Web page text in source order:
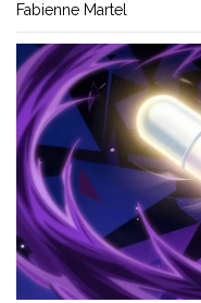
Fabienne Martel